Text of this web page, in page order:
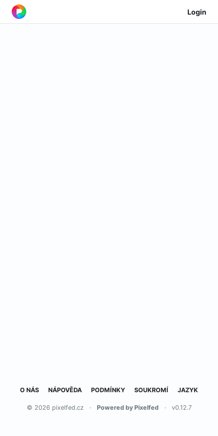
Login
O NÁS NÁPOVĚDA PODMÍNKY SOUKROMÍ JAZYK
© 2026 pixelfed.cz · Powered by Pixelfed · v0.12.7